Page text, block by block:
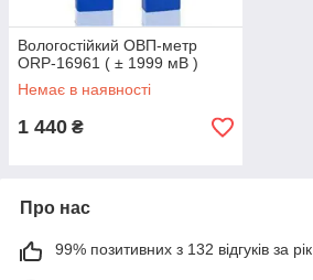
Вологостійкий ОВП-метр
ORP-16961 ( ± 1999 мВ )
Немає в наявності
1 440 ₴
Про нас
99% позитивних з 132 відгуків за рік